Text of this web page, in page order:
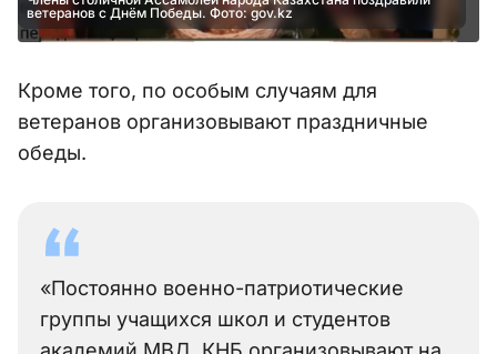
ветеранов с Днём Победы. Фото: gov.kz
Кроме того, по особым случаям для
ветеранов организовывают праздничные
обеды.
«Постоянно военно-патриотические
группы учащихся школ и студентов